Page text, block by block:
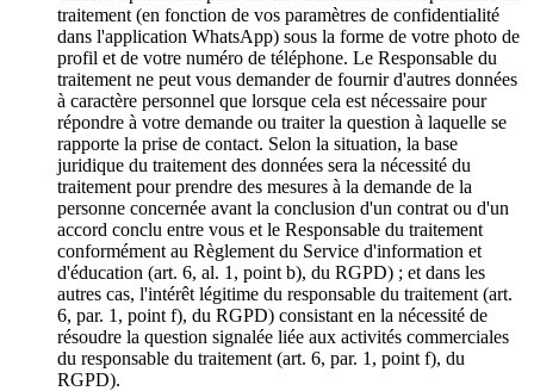
traitement (en fonction de vos paramètres de confidentialité
dans l'application WhatsApp) sous la forme de votre photo de
profil et de votre numéro de téléphone. Le Responsable du
traitement ne peut vous demander de fournir d'autres données
à caractère personnel que lorsque cela est nécessaire pour
répondre à votre demande ou traiter la question à laquelle se
rapporte la prise de contact. Selon la situation, la base
juridique du traitement des données sera la nécessité du
traitement pour prendre des mesures à la demande de la
personne concernée avant la conclusion d'un contrat ou d'un
accord conclu entre vous et le Responsable du traitement
conformément au Règlement du Service d'information et
d'éducation (art. 6, al. 1, point b), du RGPD) ; et dans les
autres cas, l'intérêt légitime du responsable du traitement (art.
6, par. 1, point f), du RGPD) consistant en la nécessité de
résoudre la question signalée liée aux activités commerciales
du responsable du traitement (art. 6, par. 1, point f), du
RGPD).